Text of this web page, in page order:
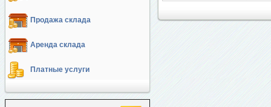
Продажа склада
Аренда склада
Платные услуги